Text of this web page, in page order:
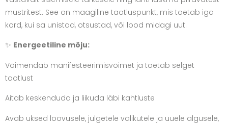
mustritest. See on maagiline taotluspunkt, mis toetab iga
kord, kui sa unistad, otsustad, või lood midagi uut.
✨ Energeetiline mõju:
Võimendab manifesteerimisvõimet ja toetab selget
taotlust
Aitab keskenduda ja liikuda läbi kahtluste
Avab uksed loovusele, julgetele valikutele ja uuele algusele,